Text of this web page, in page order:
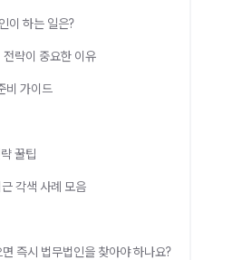
이 하는 일은?
략이 중요한 이유
비 가이드
꿀팁
각색 사례 모음
즉시 법무법인을 찾아야 하나요?